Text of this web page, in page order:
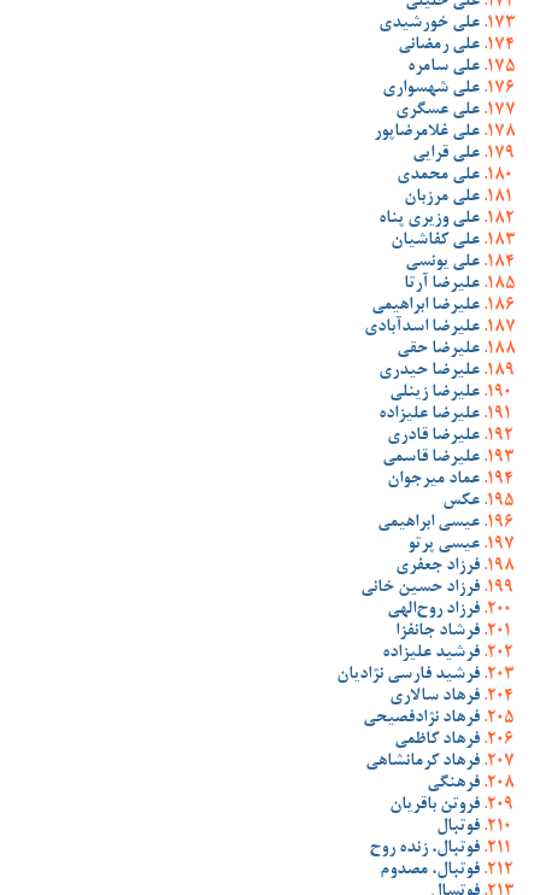
علی خورشیدی
علی رمضانی
علی سامره
علی شهسواری
علی عسگری
علی غلامرضاپور
علی قرایی
علی محمدی
علی مرزبان
علی وزیری پناه
علی کفاشیان
علی یونسی
علیرضا آرتا
علیرضا ابراهیمی
علیرضا اسدآبادی
علیرضا حقی
علیرضا حیدری
علیرضا زینلی
علیرضا علیزاده
علیرضا قادری
علیرضا قاسمی
عماد میرجوان
عکس
عیسی ابراهیمی
عیسی پرتو
فرزاد جعفری
فرزاد حسین خانی
فرزاد روح‌الهی
فرشاد جانفزا
فرشید علیزاده
فرشید فارسی نژادیان
فرهاد سالاری
فرهاد نژادفصیحی
فرهاد کاظمی
فرهاد کرمانشاهی
فرهنگی
فروتن باقریان
فوتبال
فوتبال، زنده روح
فوتبال، مصدوم